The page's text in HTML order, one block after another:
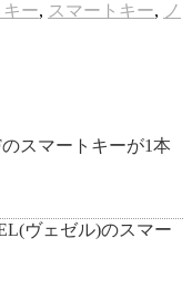
ー, スマートキー, ノ
スマートキーが1本
ヴェゼル)のスマー